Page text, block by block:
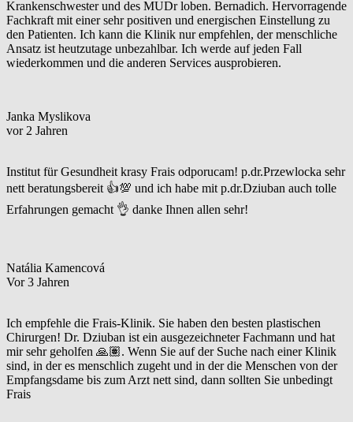
Krankenschwester und des MUDr loben. Bernadich. Hervorragende
Fachkraft mit einer sehr positiven und energischen Einstellung zu
den Patienten. Ich kann die Klinik nur empfehlen, der menschliche
Ansatz ist heutzutage unbezahlbar. Ich werde auf jeden Fall
wiederkommen und die anderen Services ausprobieren.
Janka Myslikova
vor 2 Jahren
Institut für Gesundheit krasy Frais odporucam! p.dr.Przewlocka sehr
nett beratungsbereit 👍💯 und ich habe mit p.dr.Dziuban auch tolle
Erfahrungen gemacht 👌 danke Ihnen allen sehr!
Natália Kamencová
Vor 3 Jahren
Ich empfehle die Frais-Klinik. Sie haben den besten plastischen
Chirurgen! Dr. Dziuban ist ein ausgezeichneter Fachmann und hat
mir sehr geholfen 🙏🏽. Wenn Sie auf der Suche nach einer Klinik
sind, in der es menschlich zugeht und in der die Menschen von der
Empfangsdame bis zum Arzt nett sind, dann sollten Sie unbedingt
Frais